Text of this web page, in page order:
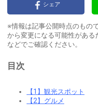
シェア
※情報は記事公開時点のもの
から変更になる可能性がある
などでご確認ください。
目次
【1】観光スポット
【2】グルメ